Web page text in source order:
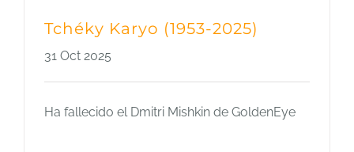
Tchéky Karyo (1953-2025)
31 Oct 2025
Ha fallecido el Dmitri Mishkin de GoldenEye